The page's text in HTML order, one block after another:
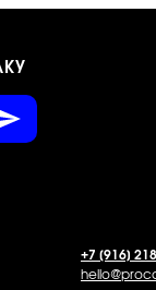
+7 [916]